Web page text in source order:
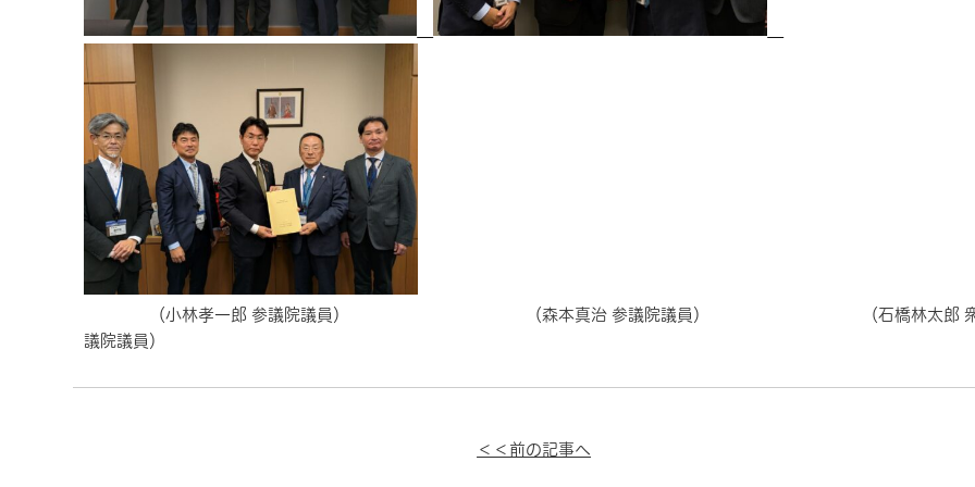
（小林孝一郎 参議院議員） （森本真治 参議院議員） （石橋林太郎
議院議員）
＜＜前の記事へ